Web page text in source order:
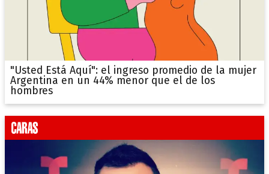
"Usted Está Aquí": el ingreso promedio de la mujer
Argentina en un 44% menor que el de los
hombres